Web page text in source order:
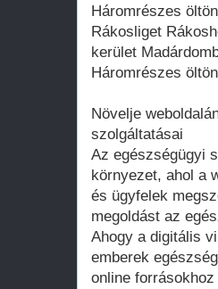
Háromrészes
Rákosliget
kerület
Háromrészes
Növelje
szolgáltatásai
Az egészségügyi
környezet, ahol a
és ügyfelek
megoldást az
Ahogy a digitális
emberek
online